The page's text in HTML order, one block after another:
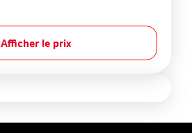
Afficher le prix